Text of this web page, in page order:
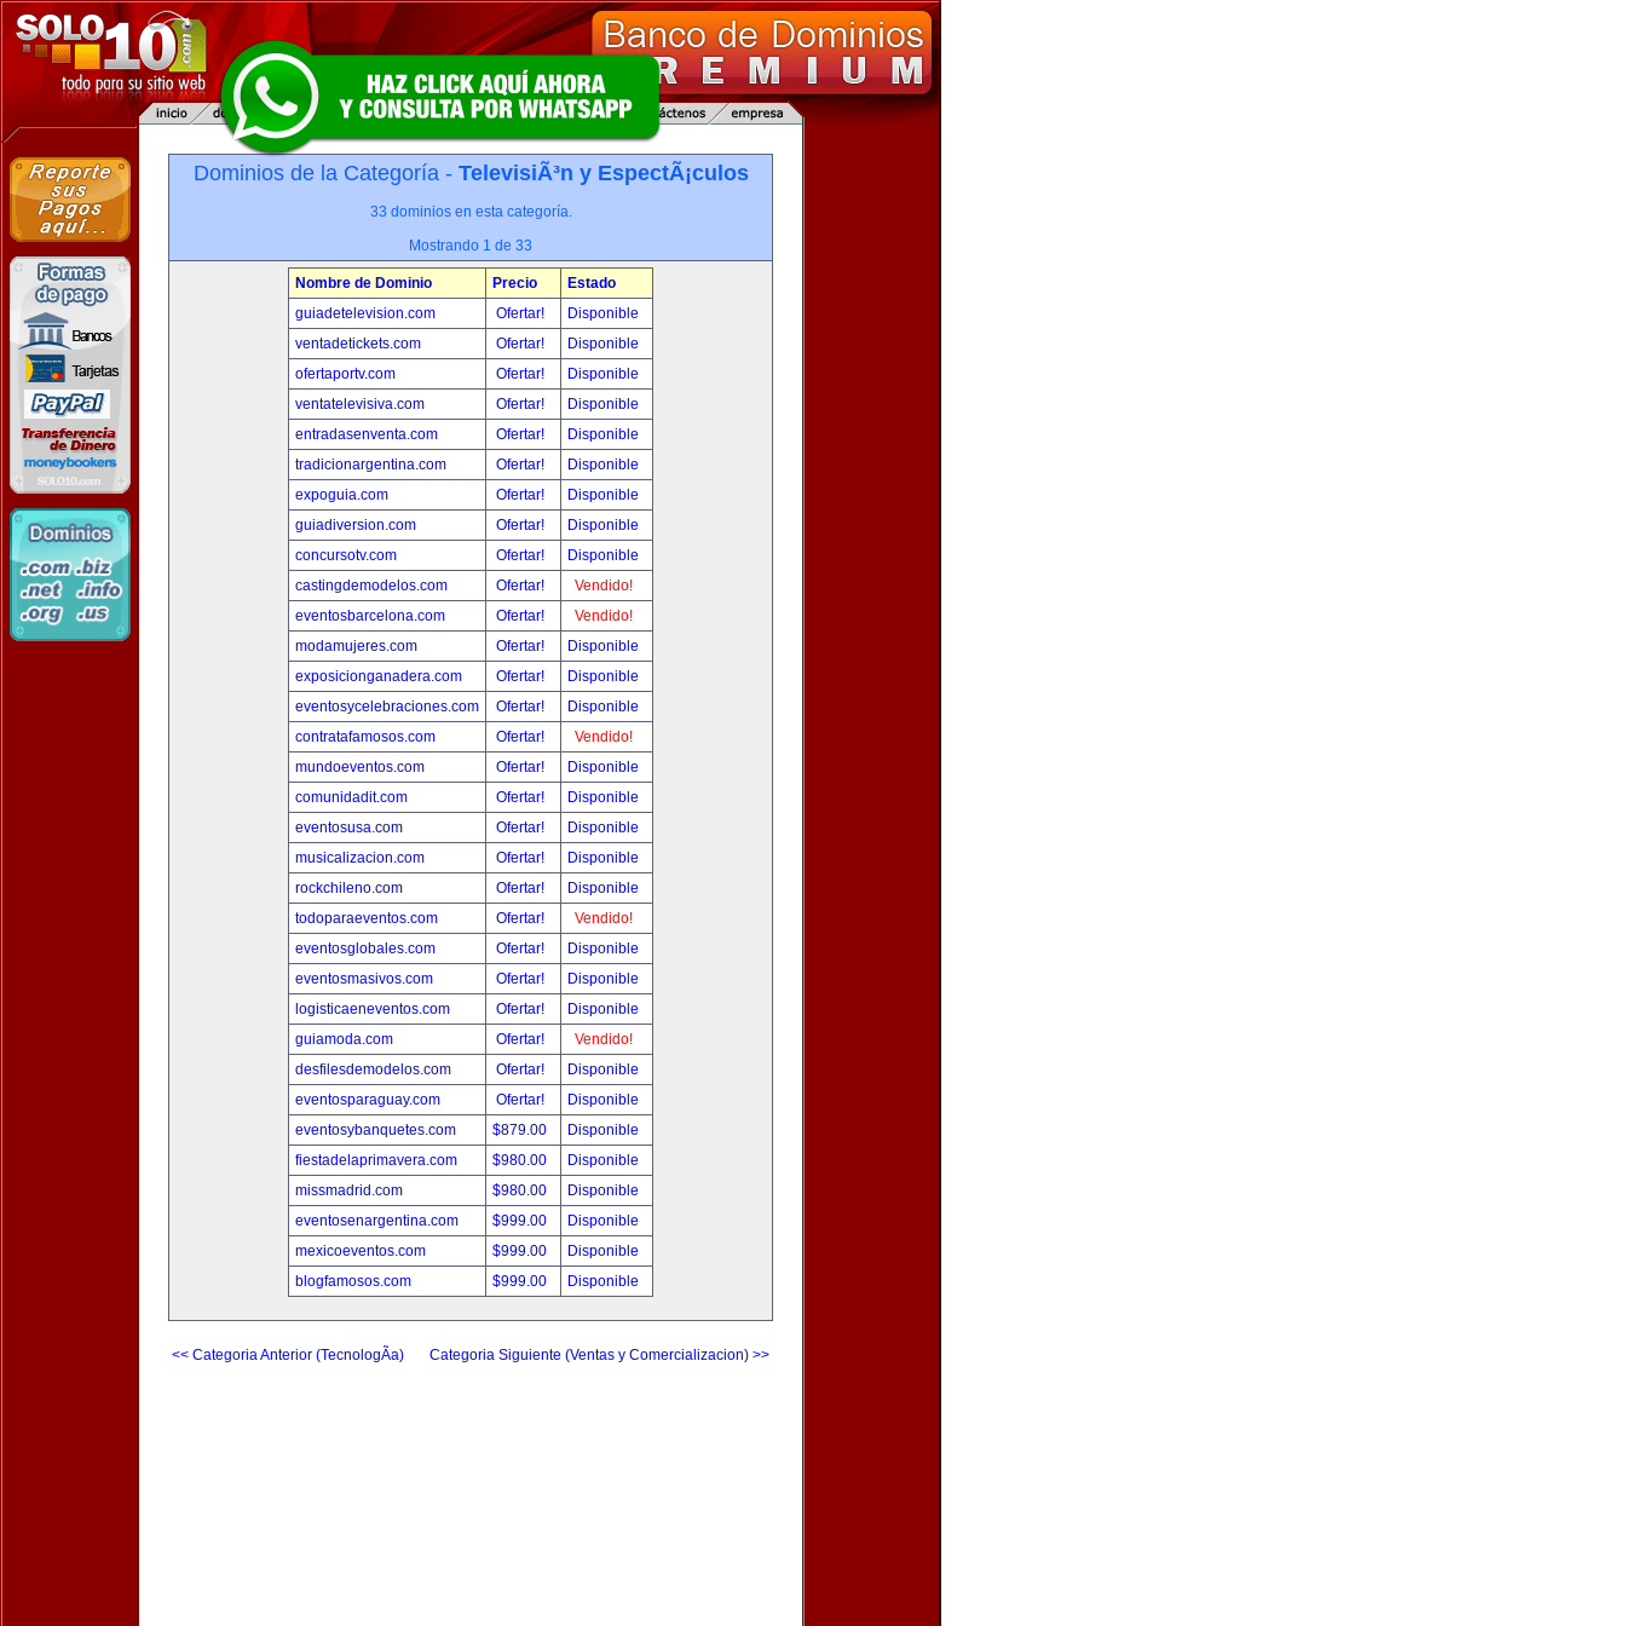
Dominios de la Categoría - TelevisiÃ³n y EspectÃ¡culos
33 dominios en esta categoría.
Mostrando 1 de 33
Nombre de Dominio Precio
Estado
guiadetelevision.com
Ofertar!
Disponible
ventadetickets.com
Ofertar!
Disponible
ofertaportv.com
Ofertar!
Disponible
ventatelevisiva.com
Ofertar!
Disponible
entradasenventa.com
Ofertar!
Disponible
tradicionargentina.com
Ofertar!
Disponible
expoguia.com
Ofertar!
Disponible
guiadiversion.com
Ofertar!
Disponible
concursotv.com
Ofertar!
Disponible
castingdemodelos.com
Ofertar!
Vendido!
eventosbarcelona.com
Ofertar!
Vendido!
modamujeres.com
Ofertar!
Disponible
exposicionganadera.com
Ofertar!
Disponible
eventosycelebraciones.com
Ofertar!
Disponible
contratafamosos.com
Ofertar!
Vendido!
mundoeventos.com
Ofertar!
Disponible
comunidadit.com
Ofertar!
Disponible
eventosusa.com
Ofertar!
Disponible
musicalizacion.com
Ofertar!
Disponible
rockchileno.com
Ofertar!
Disponible
todoparaeventos.com
Ofertar!
Vendido!
eventosglobales.com
Ofertar!
Disponible
eventosmasivos.com
Ofertar!
Disponible
logisticaeneventos.com
Ofertar!
Disponible
guiamoda.com
Ofertar!
Vendido!
desfilesdemodelos.com
Ofertar!
Disponible
eventosparaguay.com
Ofertar!
Disponible
eventosybanquetes.com
$879.00
Disponible
fiestadelaprimavera.com
$980.00
Disponible
missmadrid.com
$980.00
Disponible
eventosenargentina.com
$999.00
Disponible
mexicoeventos.com
$999.00
Disponible
blogfamosos.com
$999.00 Disponible
<< Categoria Anterior (TecnologÃ­a) Categoria Siguiente (Ventas y Comercializacion) >>